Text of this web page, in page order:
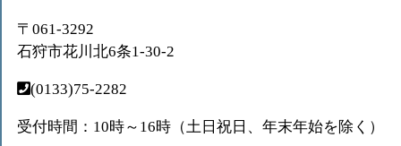
〒061-3292
石狩市花川北6条1-30-2
(0133)75-2282
受付時間：10時～16時（土日祝日、年末年始を除く）